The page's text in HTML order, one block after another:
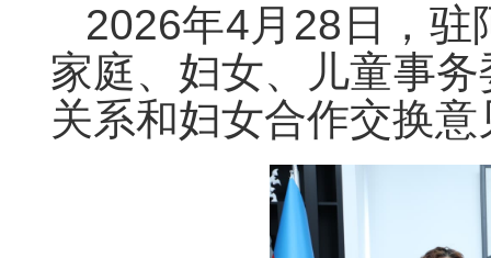
2026年4月28日，驻
家庭、妇女、儿童事
关系和妇女合作交换意